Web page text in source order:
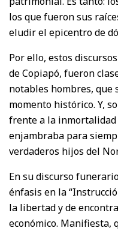
los que fueron sus
eludir el epicentro de
Por ello, estos
de Copiapó, fueron
notables hombres, que
momento histórico. Y,
frente a la inmortalidad
enjambraba para
verdaderos hijos del
En su discurso
énfasis en la
la libertad y de
económico. Manifiesta,